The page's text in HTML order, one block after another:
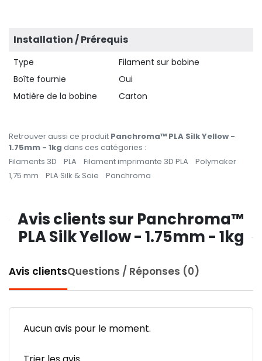
Installation / Prérequis
Type
Filament sur bobine
Boîte fournie
Oui
Matière de la bobine
Carton
Retrouver aussi ce produit Panchroma™ PLA Silk Yellow -
1.75mm - 1kg dans ces catégories :
Filaments 3D
PLA Filament imprimante 3D PLA
Polymaker
1,75 mm
PLA Silk & Soie Panchroma
Avis clients sur Panchroma™
PLA Silk Yellow - 1.75mm - 1kg
Avis clientsQuestions / Réponses (0)
Aucun avis pour le moment.